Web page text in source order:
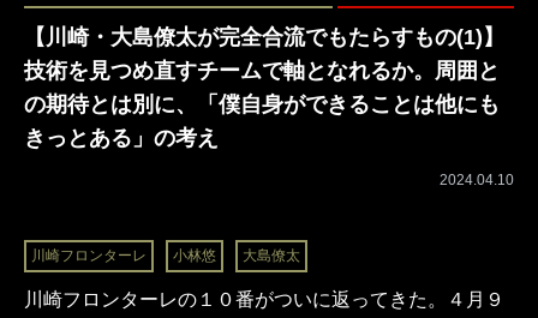
【川崎・大島僚太が完全合流でもたらすもの(1)】
技術を見つめ直すチームで軸となれるか。周囲と
の期待とは別に、「僕自身ができることは他にも
きっとある」の考え
2024.04.10
川崎フロンターレ 小林悠 大島僚太
川崎フロンターレの１０番がついに返ってきた。４月９